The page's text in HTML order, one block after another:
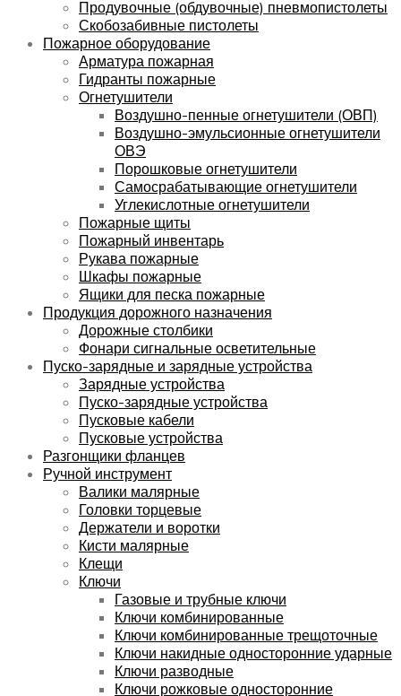
Продувочные (обдувочные) пневмопистолеты
Скобозабивные пистолеты
Пожарное оборудование
Арматура пожарная
Гидранты пожарные
Огнетушители
Воздушно-пенные огнетушители (ОВП)
Воздушно-эмульсионные огнетушители
ОВЭ
Порошковые огнетушители
Самосрабатывающие огнетушители
Углекислотные огнетушители
Пожарные щиты
Пожарный инвентарь
Рукава пожарные
Шкафы пожарные
Ящики для песка пожарные
Продукция дорожного назначения
Дорожные столбики
Фонари сигнальные осветительные
Пуско-зарядные и зарядные устройства
Зарядные устройства
Пуско-зарядные устройства
Пусковые кабели
Пусковые устройства
Разгонщики фланцев
Ручной инструмент
Валики малярные
Головки торцевые
Держатели и воротки
Кисти малярные
Клещи
Ключи
Газовые и трубные ключи
Ключи комбинированные
Ключи комбинированные трещоточные
Ключи накидные односторонние ударные
Ключи разводные
Ключи рожковые односторонние